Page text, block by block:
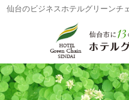
仙台のビジネスホテルグリーンチ